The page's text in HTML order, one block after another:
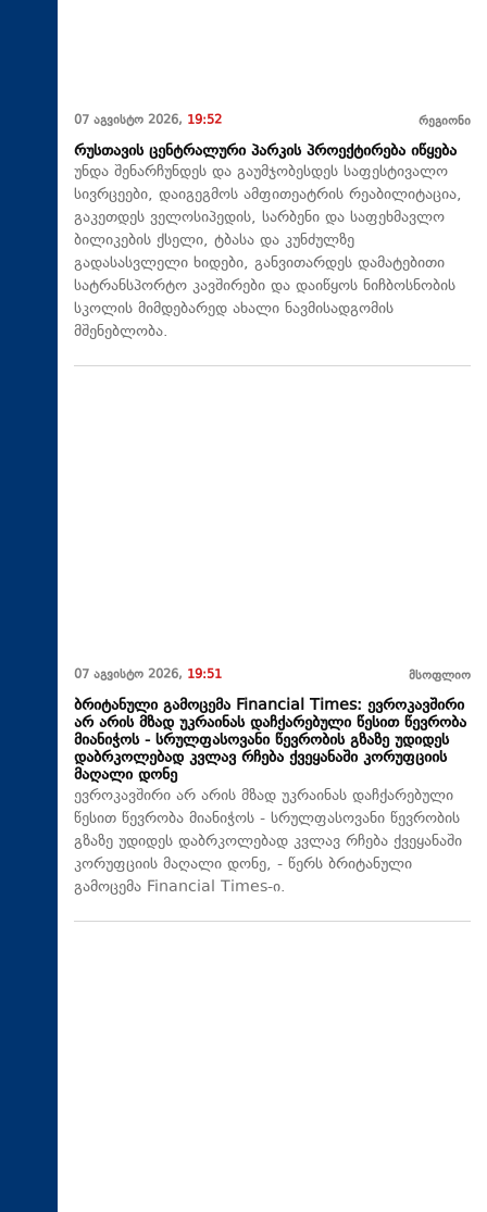
07 აგვისტო 2026, 19:52 რეგიონი
რუსთავის ცენტრალური პარკის პროექტირება იწყება
უნდა შენარჩუნდეს და გაუმჯობესდეს საფესტივალო
სივრცეები, დაიგეგმოს ამფითეატრის რეაბილიტაცია,
გაკეთდეს ველოსიპედის, სარბენი და საფეხმავლო
ბილიკების ქსელი, ტბასა და კუნძულზე
გადასასვლელი ხიდები, განვითარდეს დამატებითი
სატრანსპორტო კავშირები და დაიწყოს ნიჩბოსნობის
სკოლის მიმდებარედ ახალი ნავმისადგომის
მშენებლობა.
07 აგვისტო 2026, 19:51 მსოფლიო
ბრიტანული გამოცემა Financial Times: ევროკავშირი
არ არის მზად უკრაინას დაჩქარებული წესით წევრობა
მიანიჭოს - სრულფასოვანი წევრობის გზაზე უდიდეს
დაბრკოლებად კვლავ რჩება ქვეყანაში კორუფციის
მაღალი დონე
ევროკავშირი არ არის მზად უკრაინას დაჩქარებული
წესით წევრობა მიანიჭოს - სრულფასოვანი წევრობის
გზაზე უდიდეს დაბრკოლებად კვლავ რჩება ქვეყანაში
კორუფციის მაღალი დონე, - წერს ბრიტანული
გამოცემა Financial Times-ი.